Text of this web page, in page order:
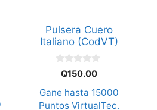
Pulsera Cuero
Italiano (CodVT)
5
Q150.00
Gane hasta 15000
Puntos VirtualTec.
se
pueden
la